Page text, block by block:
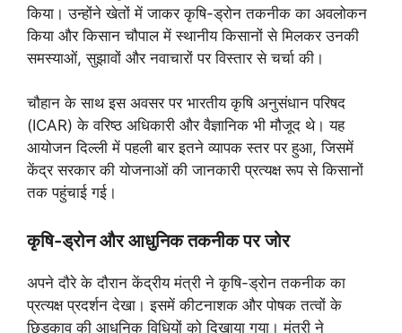
किया। उन्होंने खेतों में जाकर कृषि-ड्रोन तकनीक का अवलोकन
किया और किसान चौपाल में स्थानीय किसानों से मिलकर उनकी
समस्याओं, सुझावों और नवाचारों पर विस्तार से चर्चा की।
चौहान के साथ इस अवसर पर भारतीय कृषि अनुसंधान परिषद
(ICAR) के वरिष्ठ अधिकारी और वैज्ञानिक भी मौजूद थे। यह
आयोजन दिल्ली में पहली बार इतने व्यापक स्तर पर हुआ, जिसमें
केंद्र सरकार की योजनाओं की जानकारी प्रत्यक्ष रूप से किसानों
तक पहुंचाई गई।
कृषि-ड्रोन और आधुनिक तकनीक पर जोर
अपने दौरे के दौरान केंद्रीय मंत्री ने कृषि-ड्रोन तकनीक का
प्रत्यक्ष प्रदर्शन देखा। इसमें कीटनाशक और पोषक तत्वों के
छिड़काव की आधुनिक विधियों को दिखाया गया। मंत्री ने